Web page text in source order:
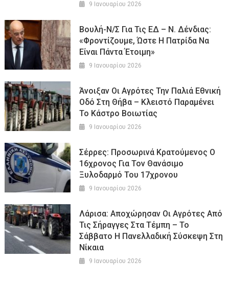
9 Ιανουαρίου 2026
Βουλή-Ν/σ Για Τις ΕΔ – Ν. Δένδιας:
«Φροντίζουμε, Ώστε Η Πατρίδα Να
Είναι Πάντα Έτοιμη»
9 Ιανουαρίου 2026
Άνοιξαν Οι Αγρότες Την Παλιά Εθνική
Οδό Στη Θήβα – Κλειστό Παραμένει
Το Κάστρο Βοιωτίας
9 Ιανουαρίου 2026
Σέρρες: Προσωρινά Κρατούμενος Ο
16χρονος Για Τον Θανάσιμο
Ξυλοδαρμό Του 17χρονου
9 Ιανουαρίου 2026
Λάρισα: Αποχώρησαν Οι Αγρότες Από
Τις Σήραγγες Στα Τέμπη – Το
Σάββατο Η Πανελλαδική Σύσκεψη Στη
Νίκαια
9 Ιανουαρίου 2026